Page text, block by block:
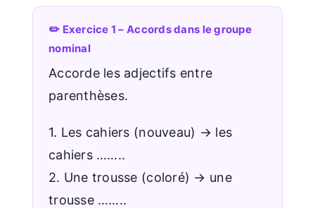
✏️ Exercice 1 – Accords dans le groupe
nominal
Accorde les adjectifs entre
parenthèses.
1. Les cahiers (nouveau) → les
cahiers ……..
2. Une trousse (coloré) → une
trousse ……..